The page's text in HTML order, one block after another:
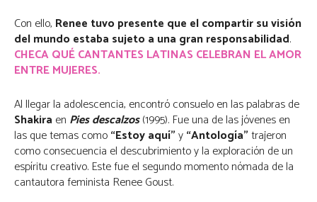
Con ello, Renee tuvo presente que el compartir su visión
del mundo estaba sujeto a una gran responsabilidad.
CHECA QUÉ CANTANTES LATINAS CELEBRAN EL AMOR
ENTRE MUJERES.
Al llegar la adolescencia, encontró consuelo en las palabras de
Shakira en Pies descalzos(1995). Fue una de las jóvenes en
las que temas como“Estoy aquí”y“Antología”trajeron
como consecuencia el descubrimiento y la exploración de un
espíritu creativo. Este fue el segundo momento nómada de la
cantautora feminista Renee Goust.